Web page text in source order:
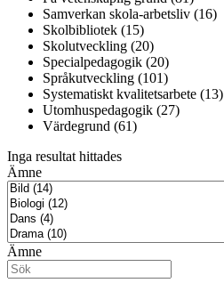
Samverkan skola-arbetsliv (16)
Skolbibliotek (15)
Skolutveckling (20)
Specialpedagogik (20)
Språkutveckling (101)
Systematiskt kvalitetsarbete (13)
Utomhuspedagogik (27)
Värdegrund (61)
Inga resultat hittades
Ämne
Ämne